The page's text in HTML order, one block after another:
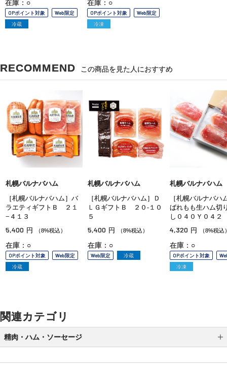
在庫：○
OPポイント対象
Web限定
冷蔵
在庫：○
OPポイント対象
Web限定
冷凍
RECOMMEND この商品を見た人におすすめ
札幌バルナバハム
［札幌バルナバハム］バ
ラエティギフトＢ ２１
−４１３
5,400 円 （8%税込）
在庫：○
OPポイント対象
Web限定
冷蔵
札幌バルナバハム
［札幌バルナバハム］Ｄ
ＬＧギフトＢ ２０‐１０
５
5,400 円 （8%税込）
在庫：○
Web限定 冷蔵
札幌バルナバハム
［札幌バルナバハ
ばれもも生ハム切
し０４０Ｙ０４２
4,320 円 （8%税込
在庫：○
OPポイント対象
冷凍
関連カテゴリ
精肉・ハム・ソーセージ